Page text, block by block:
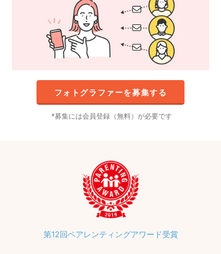
フォトグラファーを募集する
募集には会員登録（無料）が必要です
第12回ペアレンティングアワード受賞